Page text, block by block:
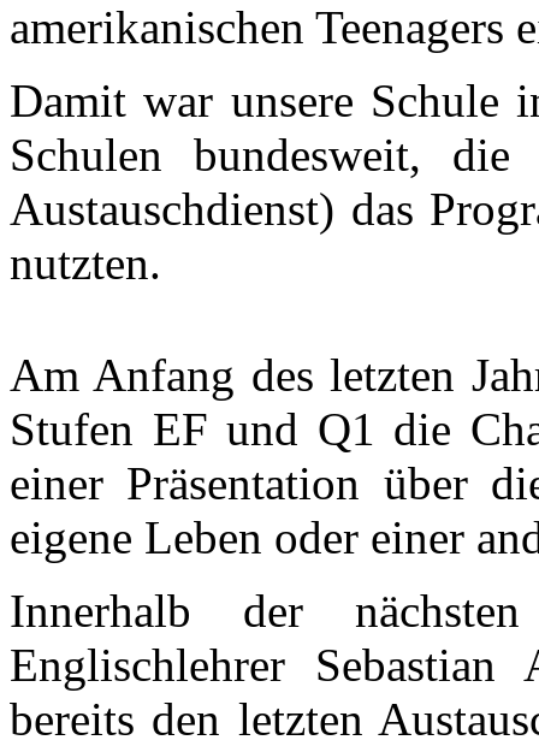
amerikanischen Teenagers
Damit war unsere Schule
Schulen bundesweit,
Austauschdienst) das
nutzten.
Am Anfang des letzten
Stufen EF und Q1 die
einer Präsentation über
eigene Leben oder einer
Innerhalb der
Englischlehrer
bereits den letzten